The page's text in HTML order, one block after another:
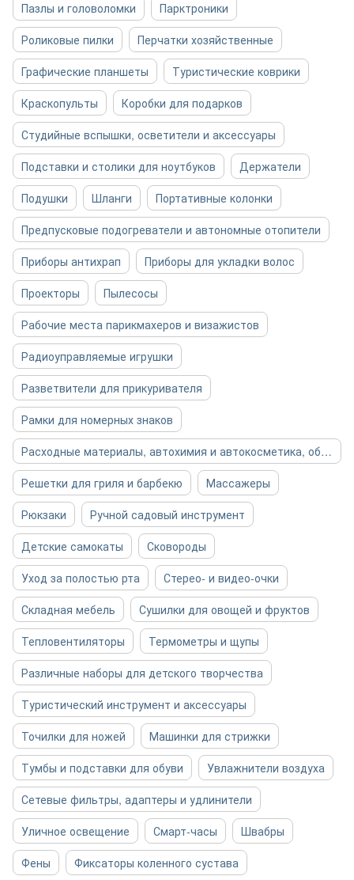
Пазлы и головоломки
Парктроники
Роликовые пилки
Перчатки хозяйственные
Графические планшеты
Туристические коврики
Краскопульты
Коробки для подарков
Студийные вспышки, осветители и аксессуары
Подставки и столики для ноутбуков
Держатели
Подушки
Шланги
Портативные колонки
Предпусковые подогреватели и автономные отопители
Приборы антихрап
Приборы для укладки волос
Проекторы
Пылесосы
Рабочие места парикмахеров и визажистов
Радиоуправляемые игрушки
Разветвители для прикуривателя
Рамки для номерных знаков
Расходные материалы, автохимия и автокосметика, общее
Решетки для гриля и барбекю
Массажеры
Рюкзаки
Ручной садовый инструмент
Детские самокаты
Сковороды
Уход за полостью рта
Стерео- и видео-очки
Складная мебель
Сушилки для овощей и фруктов
Тепловентиляторы
Термометры и щупы
Различные наборы для детского творчества
Туристический инструмент и аксессуары
Точилки для ножей
Машинки для стрижки
Тумбы и подставки для обуви
Увлажнители воздуха
Сетевые фильтры, адаптеры и удлинители
Уличное освещение
Смарт-часы
Швабры
Фены
Фиксаторы коленного сустава